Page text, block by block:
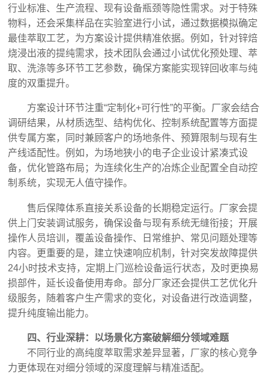
行业标准、生产流程、现有设备瓶颈等隐性需求。对于特殊
物料，还会采集样品在实验室进行小试，通过数据模拟确定
最佳萃取工艺，为方案设计提供精准依据。例如，针对锌焙
烧浸出液的提纯需求，技术团队会通过小试优化预处理、萃
取、洗涤等多环节工艺参数，确保方案能实现锌回收率与纯
度的双重提升。
方案设计环节注重“定制化+可行性”的平衡。厂家会结合
调研结果，从材质选型、结构优化、控制系统配置等方面提
供专属方案，同时兼顾客户的场地条件、预算限制与现有生
产线适配性。例如，为场地狭小的电子企业设计紧凑式设
备，优化管路布局；为连续化生产的冶炼企业配置全自动控
制系统，实现无人值守操作。
售后保障体系直接关系设备的长期稳定运行。厂家会提
供上门安装调试服务，确保设备与现有系统无缝衔接；开展
操作人员培训，覆盖设备操作、日常维护、常见问题处理等
内容。更重要的是，建立快速响应机制，针对突发故障提供
24小时技术支持，定期上门巡检设备运行状态，及时更换易
损部件，延长设备使用寿命。部分厂家还会提供工艺优化升
级服务，随着客户生产需求的变化，对设备进行改造调整，
提升纯度输出能力。
四、行业深耕：以场景化方案破解细分领域难题
不同行业的高纯度萃取需求差异显著，厂家的核心竞争
力更体现在对细分领域的深度理解与精准适配。